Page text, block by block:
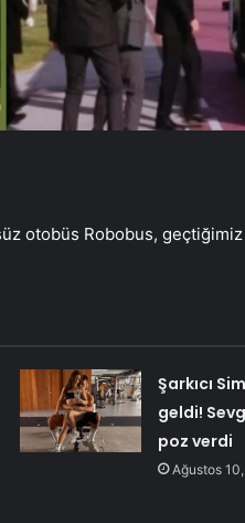
otobüs Robobus, geçtiğimiz
Şarkıcı
geldi!
poz verdi
Ağustos